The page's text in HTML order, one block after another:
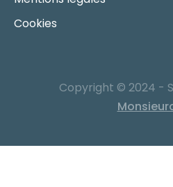
Cookies
Copyright © 2024 -